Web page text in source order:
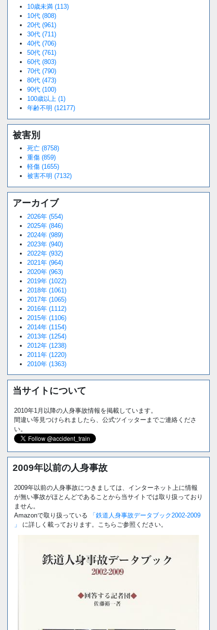
10歳未満 (113)
10代 (808)
20代 (961)
30代 (711)
40代 (706)
50代 (761)
60代 (803)
70代 (790)
80代 (473)
90代 (100)
100歳以上 (1)
年齢不明 (12177)
被害別
死亡 (8758)
重傷 (859)
軽傷 (1655)
被害不明 (7132)
アーカイブ
2026年 (554)
2025年 (846)
2024年 (989)
2023年 (940)
2022年 (932)
2021年 (964)
2020年 (963)
2019年 (1022)
2018年 (1061)
2017年 (1065)
2016年 (1112)
2015年 (1106)
2014年 (1154)
2013年 (1254)
2012年 (1238)
2011年 (1220)
2010年 (1363)
当サイトについて
2010年1月以降の人身事故情報を掲載しています。
間違い等見つけられましたら、公式ツイッターまでご連絡くださ
い。
2009年以前の人身事故
2009年以前の人身事故につきましては、インターネット上に情報
が無い事故がほとんどであることから当サイトでは取り扱っており
ません。
Amazonで取り扱っている
「鉄道人身事故データブック2002-2009
」
に詳しく載っております。こちらご参照ください。